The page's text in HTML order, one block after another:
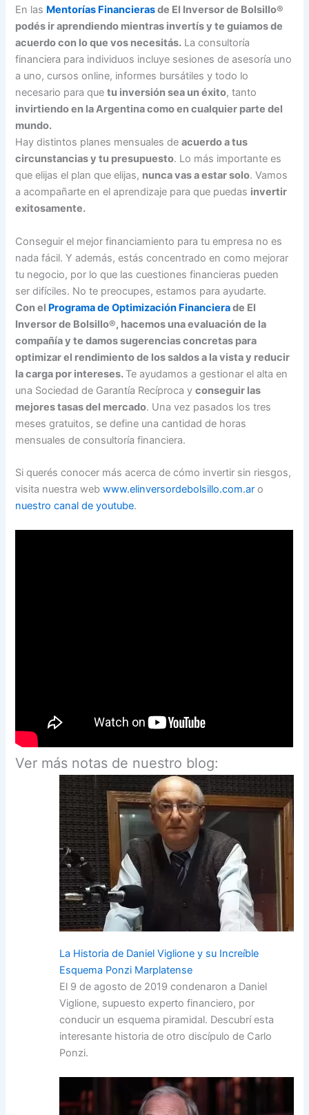
En las Mentorías Financierasde El Inversor de Bolsillo®
podés ir aprendiendo mientras invertís y te guiamos de
acuerdo con lo que vos necesitás. La consultoría
financiera para individuos incluye sesiones de asesoría uno
a uno, cursos online, informes bursátiles y todo lo
necesario para quetu inversión sea un éxito, tanto
invirtiendo en la Argentina como en cualquier parte del
mundo.
Hay distintos planes mensuales deacuerdo a tus
circunstancias y tu presupuesto. Lo más importante es
que elijas el plan que elijas, nunca vas a estar solo. Vamos
a acompañarte en el aprendizaje para que puedas invertir
exitosamente.
Conseguir el mejor financiamiento para tu empresa no es
nada fácil. Y además, estás concentrado en como mejorar
tu negocio, por lo que las cuestiones financieras pueden
ser difíciles. No te preocupes, estamos para ayudarte.
Con el Programa de Optimización Financierade El
Inversor de Bolsillo®, hacemos una evaluación de la
compañía y te damos sugerencias concretas para
optimizar el rendimiento de los saldos a la vista y reducir
la carga por intereses. Te ayudamos a gestionar el alta en
una Sociedad de Garantía Recíproca yconseguir las
mejores tasas del mercado. Una vez pasados los tres
meses gratuitos, se define una cantidad de horas
mensuales de consultoría financiera.
Si querés conocer más acerca de cómo invertir sin riesgos,
visita nuestra webwww.elinversordebolsillo.com.ar o
nuestro canal de youtube.
Ver más notas de nuestro blog:
La Historia de Daniel Viglione y su Increíble
Esquema Ponzi Marplatense
El 9 de agosto de 2019 condenaron a Daniel
Viglione, supuesto experto financiero, por
conducir un esquema piramidal. Descubrí esta
interesante historia de otro discípulo de Carlo
Ponzi.